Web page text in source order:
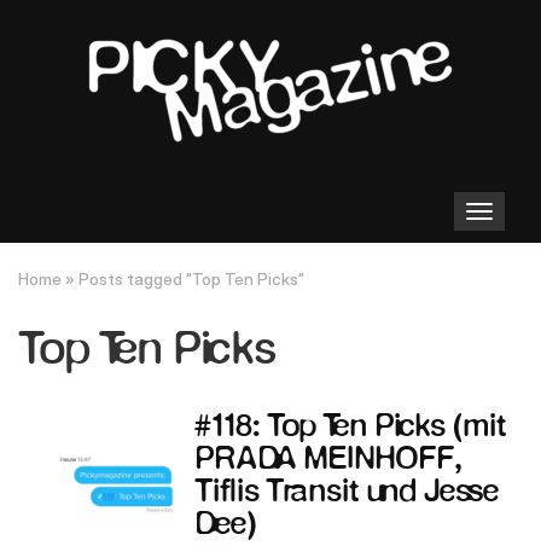
Toggle
navigation
Home » Posts tagged "Top Ten Picks"
Top Ten Picks
#118: Top Ten Picks (mit
PRADA MEINHOFF,
Tiflis Transit und Jesse
Dee)